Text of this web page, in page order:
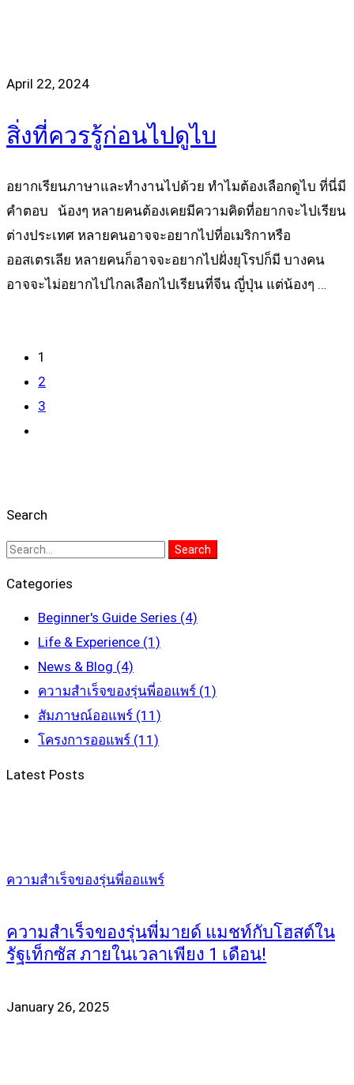
April 22, 2024
สิ่งที่ควรรู้ก่อนไปดูไบ
อยากเรียนภาษาและทำงานไปด้วย ทำไมต้องเลือกดูไบ ที่นี่มี
คำตอบ น้องๆ หลายคนต้องเคยมีความคิดที่อยากจะไปเรียน
ต่างประเทศ หลายคนอาจจะอยากไปที่อเมริกาหรือ
ออสเตรเลีย หลายคนก็อาจจะอยากไปฝั่งยุโรปก็มี บางคน
อาจจะไม่อยากไปไกลเลือกไปเรียนที่จีน ญี่ปุ่น แต่น้องๆ …
1
2
3
Search
Search
Search
Categories
Beginner's Guide Series (4)
Life & Experience (1)
News & Blog (4)
ความสำเร็จของรุ่นพี่ออแพร์ (1)
สัมภาษณ์ออแพร์ (11)
โครงการออแพร์ (11)
Latest Posts
ความสำเร็จของรุ่นพี่ออแพร์
ความสำเร็จของรุ่นพี่มายด์ แมชท์กับโฮสต์ใน
รัฐเท็กซัส ภายในเวลาเพียง 1 เดือน!
January 26, 2025